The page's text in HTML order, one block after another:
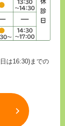
は16:30)までの